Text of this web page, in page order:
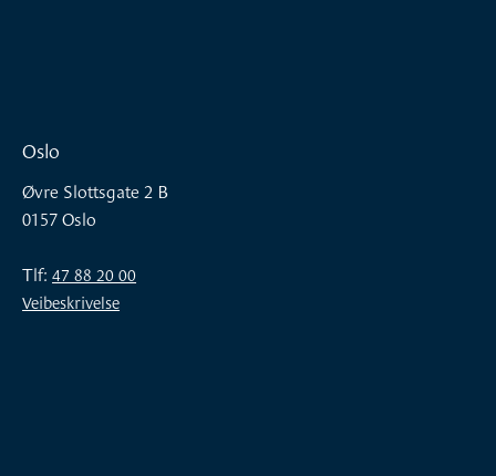
Oslo
Øvre Slottsgate 2 B
0157 Oslo
Tlf:47 88 20 00
Veibeskrivelse